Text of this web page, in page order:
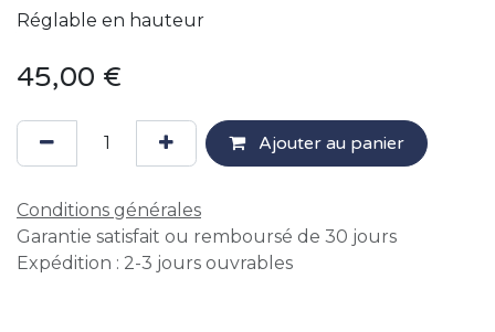
Réglable en hauteur
45,00 €
Ajouter au panier
Conditions générales
Garantie satisfait ou remboursé de 30 jours
Expédition : 2-3 jours ouvrables